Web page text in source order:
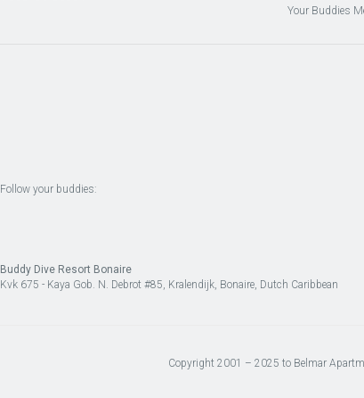
Your Buddies
Follow your buddies:
Buddy Dive Resort Bonaire
Kvk 675 - Kaya Gob. N. Debrot #85, Kralendijk, Bonaire, Dutch Caribbean
Copyright 2001 – 2025 to Belmar